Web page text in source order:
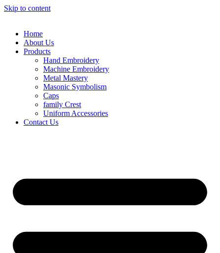
Skip to content
Home
About Us
Products
Hand Embroidery
Machine Embroidery
Metal Mastery
Masonic Symbolism
Caps
family Crest
Uniform Accessories
Contact Us